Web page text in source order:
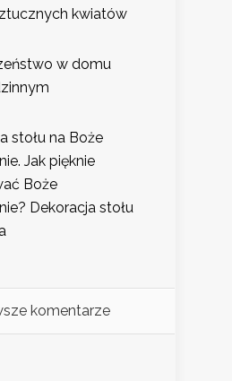
kwiatów
w domu
stołu na Boże
Jak pięknie
Boże
Dekoracja stołu
komentarze